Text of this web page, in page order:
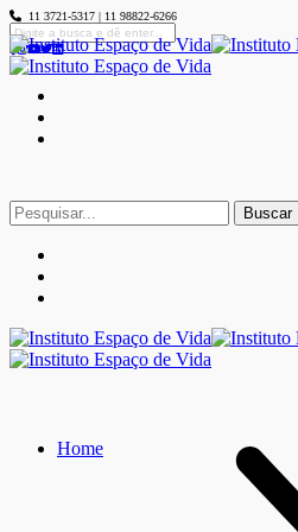
11 3721-5317 | 11 98822-6266
Buscar
por:
Home